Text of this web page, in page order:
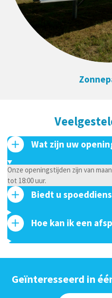
Wat zijn uw
Onze openingstijden zijn van
tot 18:00 uur.
Biedt u
Hoe kan ik een
Geïnteresseerd in